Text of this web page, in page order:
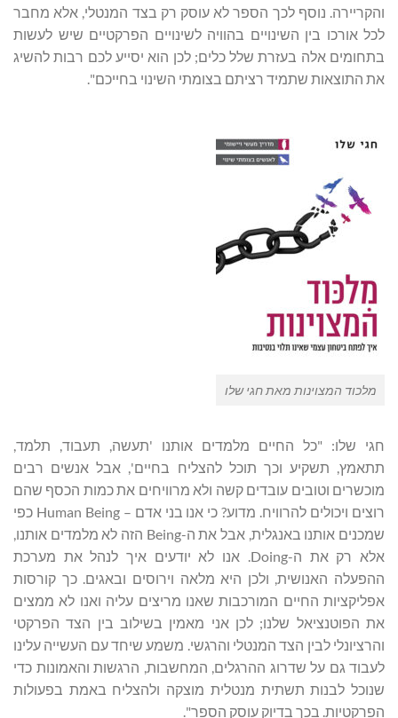
והקריירה. נוסף לכך הספר לא עוסק רק בצד המנטלי, אלא מחבר
לכל אורכו בין השינויים בהוויה לשינויים הפרקטיים שיש לעשות
בתחומים אלה בעזרת שלל כלים; לכן הוא יסייע לכם רבות להשיג
את התוצאות שתמיד רציתם בצומתי השינוי בחייכם".
מלכוד המצוינות מאת חגי שלו
חגי שלו: "כל החיים מלמדים אותנו 'תעשה, תעבוד, תלמד,
תתאמץ, תשקיע וכך תוכל להצליח בחיים', אבל אנשים רבים
מוכשרים וטובים עובדים קשה ולא מרוויחים את כמות הכסף שהם
רוצים ויכולים להרוויח. מדוע? כי אנו בני אדם – Human Being כפי
שמכנים אותנו באנגלית, אבל את ה-Being הזה לא מלמדים אותנו,
אלא רק את ה-Doing. אנו לא יודעים איך לנהל את מערכת
ההפעלה האנושית, ולכן היא מלאה וירוסים ובאגים. כך קורסות
אפליקציות החיים המורכבות שאנו מריצים עליה ואנו לא ממצים
את הפוטנציאל שלנו; לכן אני מאמין בשילוב בין הצד הפרקטי
והרציונלי לבין הצד המנטלי והרגשי. משמע שיחד עם העשייה עלינו
לעבוד גם על שדרוג ההרגלים, המחשבות, הרגשות והאמונות כדי
שנוכל לבנות תשתית מנטלית מוצקה ולהצליח באמת בפעולות
הפרקטיות. בכך בדיוק עוסק הספר".